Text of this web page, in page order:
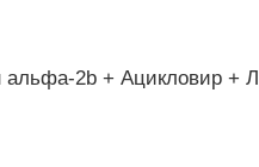
альфа-2b + Ацикловир +